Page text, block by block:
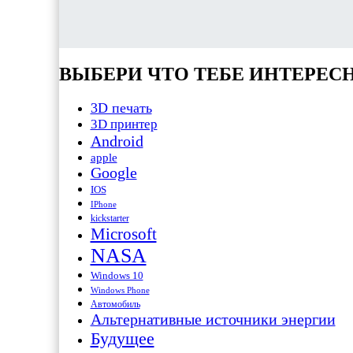
ВЫБЕРИ ЧТО ТЕБЕ
3D печать
3D принтер
Android
apple
Google
IOS
IPhone
kickstarter
Microsoft
NASA
Windows 10
Windows Phone
Автомобиль
Альтернативные источники энергии
Будущее